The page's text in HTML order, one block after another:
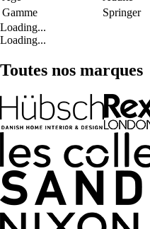
Gamme
Springer
Loading...
Loading...
Toutes nos marques